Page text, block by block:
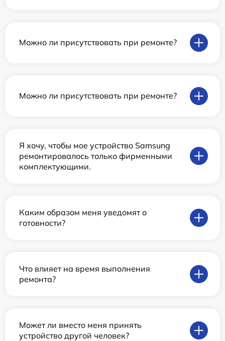
Можно ли присутствовать при ремонте?
Можно ли присутствовать при ремонте?
Я хочу, чтобы мое устройство Samsung
ремонтировалось только фирменными
комплектующими.
Каким образом меня уведомят о
готовности?
Что влияет на время выполнения
ремонта?
Может ли вместо меня принять
устройство другой человек?